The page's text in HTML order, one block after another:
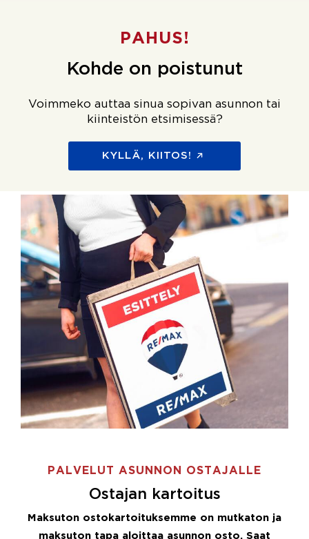
PAHUS!
Kohde on poistunut
Voimmeko auttaa sinua sopivan asunnon tai
kiinteistön etsimisessä?
KYLLÄ, KIITOS!
PALVELUT ASUNNON OSTAJALLE
Ostajan kartoitus
Maksuton ostokartoituksemme on mutkaton ja
maksuton tapa aloittaa asunnon osto. Saat